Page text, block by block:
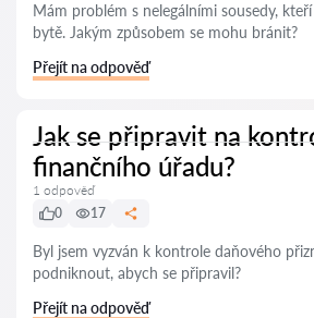
Mám problém s nelegálními sousedy,
bytě. Jakým způsobem se mohu bránit?
Přejít na odpověď
Jak se připravit na
finančního úřadu?
1 odpověď
0
17
Byl jsem vyzván k kontrole daňového
podniknout, abych se připravil?
Přejít na odpověď